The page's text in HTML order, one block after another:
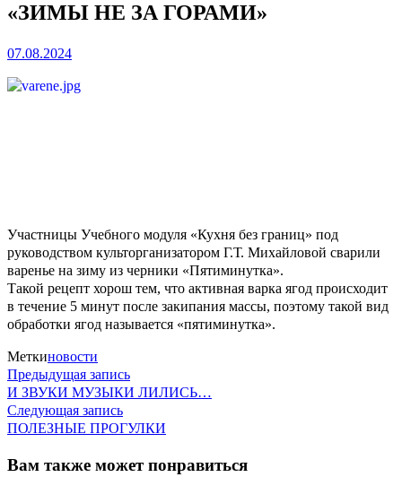
«ЗИМЫ НЕ ЗА ГОРАМИ»
07.08.2024
Участницы Учебного модуля «Кухня без границ» под
руководством культорганизатором Г.Т. Михайловой сварили
варенье на зиму из черники «Пятиминутка».
Такой рецепт хорош тем, что активная варка ягод происходит
в течение 5 минут после закипания массы, поэтому такой вид
обработки ягод называется «пятиминутка».
Меткиновости
Навигация
по
записям
Предыдущая записьПредыдущая
запись:
И ЗВУКИ МУЗЫКИ ЛИЛИСЬ…
Следующая записьСледующая
запись:
ПОЛЕЗНЫЕ ПРОГУЛКИ
Вам также может понравиться